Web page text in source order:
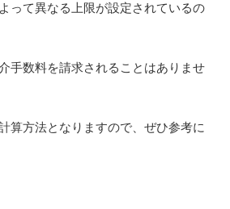
って異なる上限が設定されているの
手数料を請求されることはありませ
算方法となりますので、ぜひ参考に